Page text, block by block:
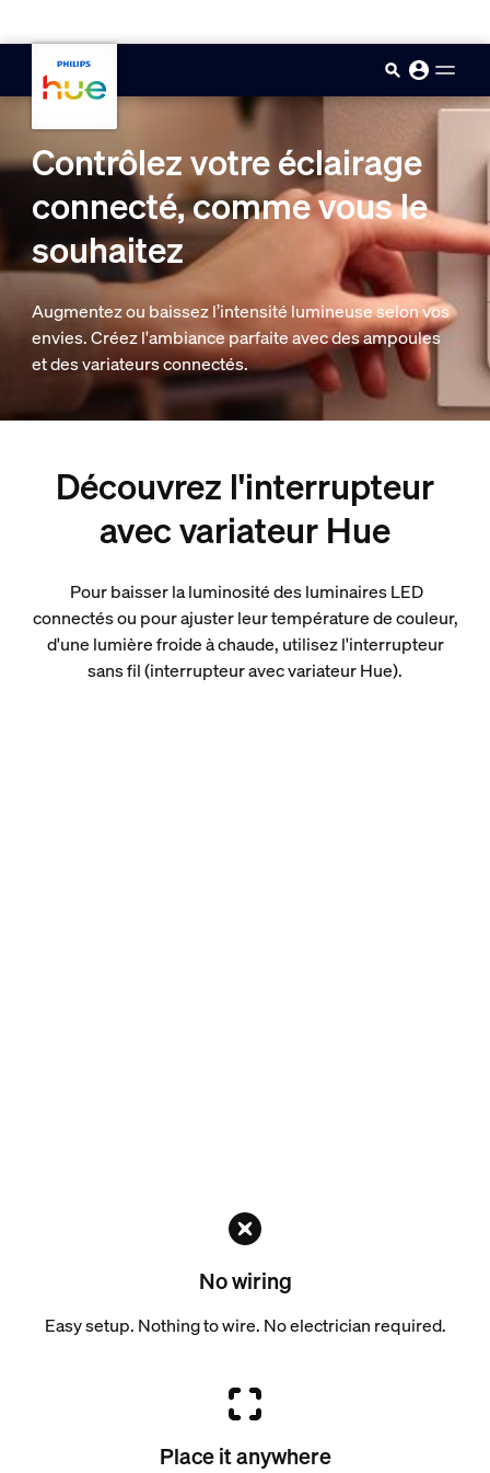
Contrôlez votre éclairage
connecté, comme vous le
souhaitez
Augmentez ou baissez l’intensité lumineuse selon vos
envies. Créez l'ambiance parfaite avec des ampoules
et des variateurs connectés.
Découvrez l'interrupteur
avec variateur Hue
Pour baisser la luminosité des luminaires LED
connectés ou pour ajuster leur température de couleur,
d'une lumière froide à chaude, utilisez l'interrupteur
sans fil (interrupteur avec variateur Hue).
No wiring
Easy setup. Nothing to wire. No electrician required.
Place it anywhere